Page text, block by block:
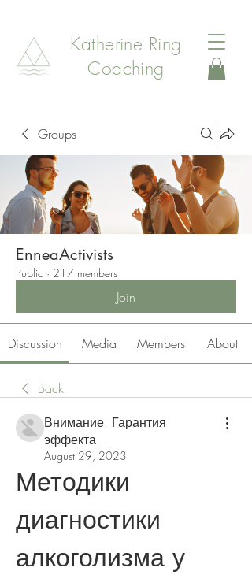
Katherine Ring
Coaching
Groups
EnneaActivists
Public · 217 members
Join
Discussion Media Members About
Back
Внимание! Гарантия
эффекта
August 29, 2023
Методики
диагностики
алкоголизма у